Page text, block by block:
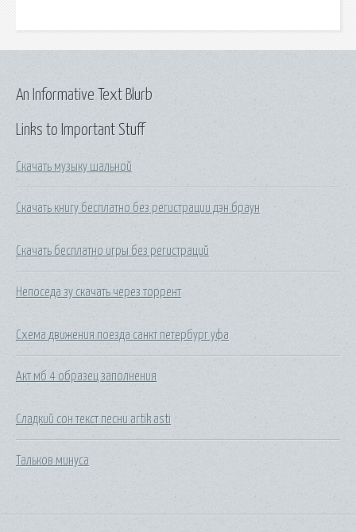
Links to Important Stuff
Скачать музыку шальной
Скачать книгу бесплатно без регистрации дэн браун
Скачать бесплатно игры без регистраций
Непоседа зу скачать через торрент
Схема движения поезда санкт петербург уфа
Акт мб 4 образец заполнения
Сладкий сон текст песни artik asti
Тальков минуса
An Informative Text Blurb